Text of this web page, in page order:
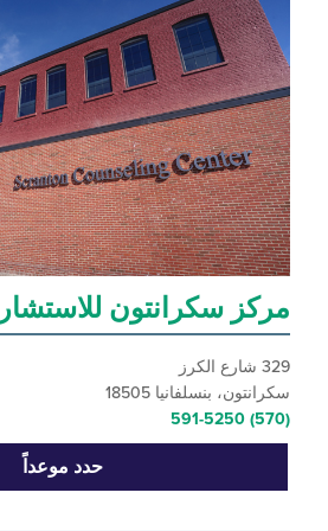
سكرانتون للاستشارات
بنسلفانيا 18505
حدد موعداً